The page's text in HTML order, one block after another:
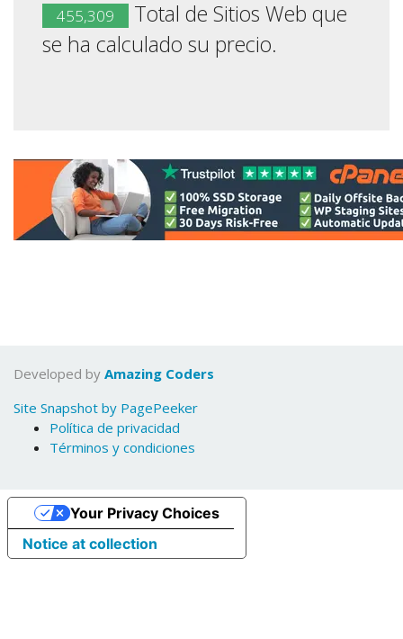
455,309
Total de Sitios Web que
se ha calculado su precio.
Developed by Amazing Coders
Site Snapshot by PagePeeker
Política de privacidad
Términos y condiciones
Notice at collection
Your Privacy Choices